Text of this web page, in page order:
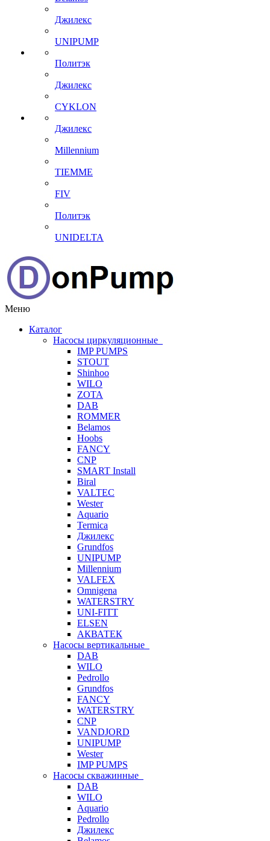
Джилекс
UNIPUMP
Политэк
Джилекс
CYKLON
Джилекс
Millennium
TIEMME
FIV
Политэк
UNIDELTA
Меню
Каталог
Насосы циркуляционные
IMP PUMPS
STOUT
Shinhoo
WILO
ZOTA
DAB
ROMMER
Belamos
Hoobs
FANCY
CNP
SMART Install
Biral
VALTEC
Wester
Aquario
Termica
Джилекс
Grundfos
UNIPUMP
Millennium
VALFEX
Omnigena
WATERSTRY
UNI-FITT
ELSEN
АКВАТЕК
Насосы вертикальные
DAB
WILO
Pedrollo
Grundfos
FANCY
WATERSTRY
CNP
VANDJORD
UNIPUMP
Wester
IMP PUMPS
Насосы скважинные
DAB
WILO
Aquario
Pedrollo
Джилекс